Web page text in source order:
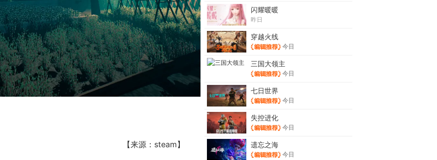
【来源：steam】
闪耀暖暖
昨日
穿越火线
今日
三国大领主
今日
七日世界
今日
失控进化
今日
遗忘之海
今日